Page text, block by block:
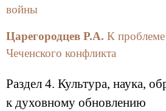
войны
Царегородцев Р.А. К проблеме
Чеченского конфликта
Раздел 4. Культура, наука,
к духовному обновлению